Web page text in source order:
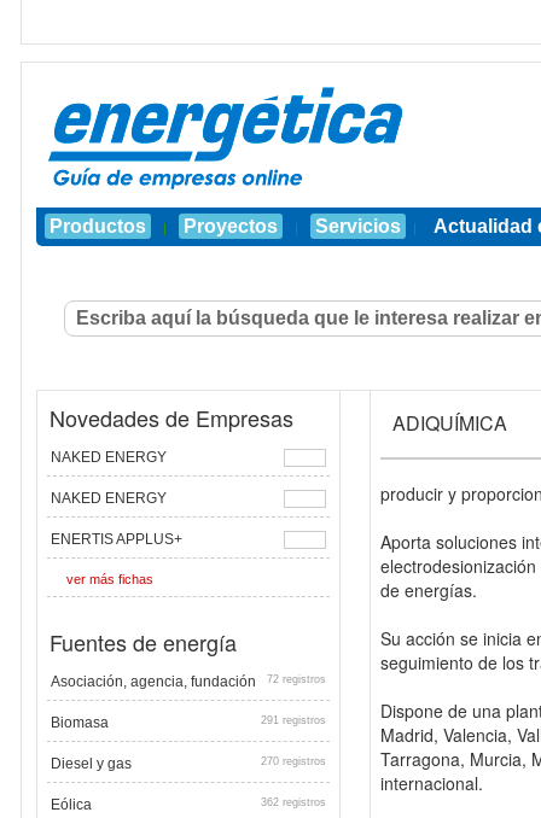
Productos | Proyectos | Servicios | Actualidad
Novedades de Empresas
NAKED ENERGY
NAKED ENERGY
ENERTIS APPLUS+
ver más fichas
Fuentes de energía
Asociación, agencia, fundación 72 registros
Biomasa 291 registros
Diesel y gas 270 registros
Eólica 362 registros
ADIQUÍMICA
producir y
Aporta soluciones
de energías.
Su acción se inicia
seguimiento de los
Dispone de una
Madrid, Valencia,
Tarragona, Murcia,
internacional.